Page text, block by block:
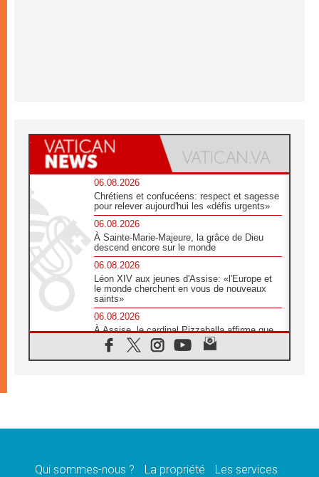
06.08.2026
Chrétiens et confucéens: respect et sagesse
pour relever aujourd'hui les «défis urgents»
06.08.2026
À Sainte-Marie-Majeure, la grâce de Dieu
descend encore sur le monde
06.08.2026
Léon XIV aux jeunes d'Assise: «l'Europe et
le monde cherchent en vous de nouveaux
saints»
06.08.2026
À Assise, le cardinal Pizzaballa affirme que
«les chrétiens veulent la paix»
06.08.2026
message de paix et de dignité humaine»
Qui sommes-nous ? La propriété Les services